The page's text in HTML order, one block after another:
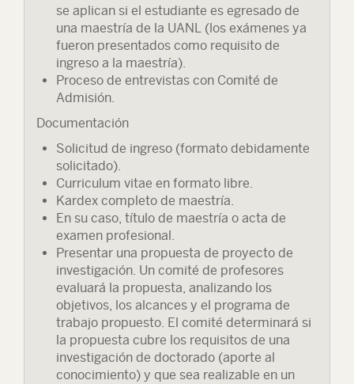
se aplican si el estudiante es egresado de
una maestría de la UANL (los exámenes ya
fueron presentados como requisito de
ingreso a la maestría).
Proceso de entrevistas con Comité de
Admisión.
Documentación
Solicitud de ingreso (formato debidamente
solicitado).
Curriculum vitae en formato libre.
Kardex completo de maestría.
En su caso, título de maestría o acta de
examen profesional.
Presentar una propuesta de proyecto de
investigación. Un comité de profesores
evaluará la propuesta, analizando los
objetivos, los alcances y el programa de
trabajo propuesto. El comité determinará si
la propuesta cubre los requisitos de una
investigación de doctorado (aporte al
conocimiento) y que sea realizable en un